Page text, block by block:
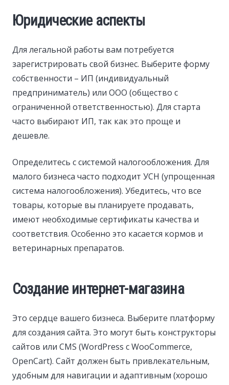
Юридические аспекты
Для легальной работы вам потребуется
зарегистрировать свой бизнес. Выберите форму
собственности – ИП (индивидуальный
предприниматель) или ООО (общество с
ограниченной ответственностью). Для старта
часто выбирают ИП, так как это проще и
дешевле.
Определитесь с системой налогообложения. Для
малого бизнеса часто подходит УСН (упрощенная
система налогообложения). Убедитесь, что все
товары, которые вы планируете продавать,
имеют необходимые сертификаты качества и
соответствия. Особенно это касается кормов и
ветеринарных препаратов.
Создание интернет-магазина
Это сердце вашего бизнеса. Выберите платформу
для создания сайта. Это могут быть конструкторы
сайтов или CMS (WordPress с WooCommerce,
OpenCart). Сайт должен быть привлекательным,
удобным для навигации и адаптивным (хорошо